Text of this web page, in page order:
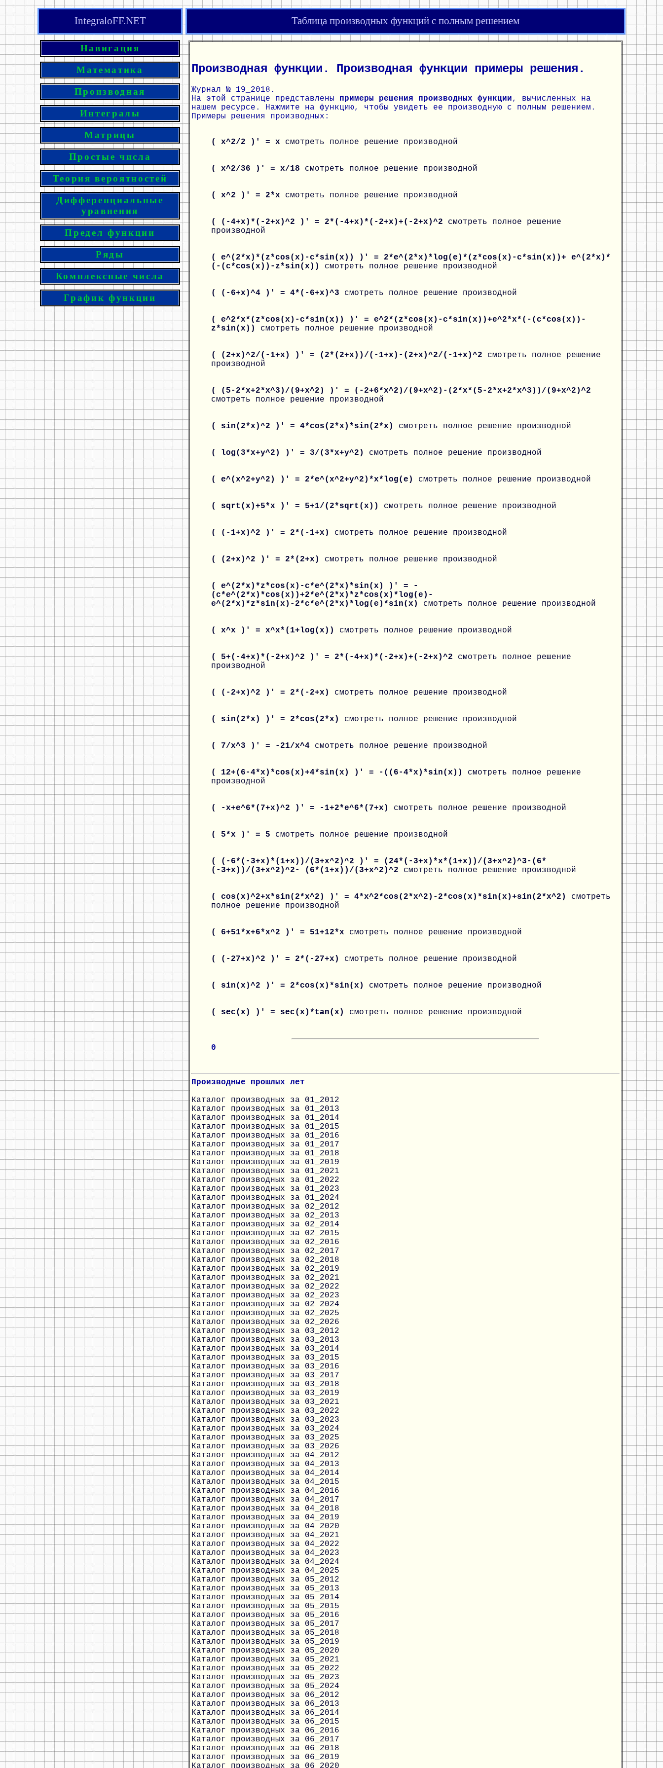
IntegraloFF.NET Таблица производных функций с полным решением
Навигация
Математика
Производная
Интегралы
Матрицы
Простые числа
Теория вероятностей
Дифференциальные
уравнения
Предел функции
Ряды
Комплексные числа
График функции
Производная функции. Производная функции примеры решения.
Журнал № 19_2018.
На этой странице представлены примеры решения производных функции, вычисленных на
нашем ресурсе. Нажмите на функцию, чтобы увидеть ее производную с полным решением.
Примеры решения производных:
( x^2/2 )' = x смотреть полное решение производной
( x^2/36 )' = x/18 смотреть полное решение производной
( x^2 )' = 2*x смотреть полное решение производной
( (-4+x)*(-2+x)^2 )' = 2*(-4+x)*(-2+x)+(-2+x)^2 смотреть полное решение
производной
( e^(2*x)*(z*cos(x)-c*sin(x)) )' = 2*e^(2*x)*log(e)*(z*cos(x)-c*sin(x))+ e^(2*x)*
(-(c*cos(x))-z*sin(x)) смотреть полное решение производной
( (-6+x)^4 )' = 4*(-6+x)^3 смотреть полное решение производной
( e^2*x*(z*cos(x)-c*sin(x)) )' = e^2*(z*cos(x)-c*sin(x))+e^2*x*(-(c*cos(x))-
z*sin(x)) смотреть полное решение производной
( (2+x)^2/(-1+x) )' = (2*(2+x))/(-1+x)-(2+x)^2/(-1+x)^2 смотреть полное решение
производной
( (5-2*x+2*x^3)/(9+x^2) )' = (-2+6*x^2)/(9+x^2)-(2*x*(5-2*x+2*x^3))/(9+x^2)^2
смотреть полное решение производной
( sin(2*x)^2 )' = 4*cos(2*x)*sin(2*x) смотреть полное решение производной
( log(3*x+y^2) )' = 3/(3*x+y^2) смотреть полное решение производной
( e^(x^2+y^2) )' = 2*e^(x^2+y^2)*x*log(e) смотреть полное решение производной
( sqrt(x)+5*x )' = 5+1/(2*sqrt(x)) смотреть полное решение производной
( (-1+x)^2 )' = 2*(-1+x) смотреть полное решение производной
( (2+x)^2 )' = 2*(2+x) смотреть полное решение производной
( e^(2*x)*z*cos(x)-c*e^(2*x)*sin(x) )' = -
(c*e^(2*x)*cos(x))+2*e^(2*x)*z*cos(x)*log(e)-
e^(2*x)*z*sin(x)-2*c*e^(2*x)*log(e)*sin(x) смотреть полное решение производной
( x^x )' = x^x*(1+log(x)) смотреть полное решение производной
( 5+(-4+x)*(-2+x)^2 )' = 2*(-4+x)*(-2+x)+(-2+x)^2 смотреть полное решение
производной
( (-2+x)^2 )' = 2*(-2+x) смотреть полное решение производной
( sin(2*x) )' = 2*cos(2*x) смотреть полное решение производной
( 7/x^3 )' = -21/x^4 смотреть полное решение производной
( 12+(6-4*x)*cos(x)+4*sin(x) )' = -((6-4*x)*sin(x)) смотреть полное решение
производной
( -x+e^6*(7+x)^2 )' = -1+2*e^6*(7+x) смотреть полное решение производной
( 5*x )' = 5 смотреть полное решение производной
( (-6*(-3+x)*(1+x))/(3+x^2)^2 )' = (24*(-3+x)*x*(1+x))/(3+x^2)^3-(6*
(-3+x))/(3+x^2)^2- (6*(1+x))/(3+x^2)^2 смотреть полное решение производной
( cos(x)^2+x*sin(2*x^2) )' = 4*x^2*cos(2*x^2)-2*cos(x)*sin(x)+sin(2*x^2) смотреть
полное решение производной
( 6+51*x+6*x^2 )' = 51+12*x смотреть полное решение производной
( (-27+x)^2 )' = 2*(-27+x) смотреть полное решение производной
( sin(x)^2 )' = 2*cos(x)*sin(x) смотреть полное решение производной
( sec(x) )' = sec(x)*tan(x) смотреть полное решение производной
0
Производные прошлых лет
Каталог производных за 01_2012
Каталог производных за 01_2013
Каталог производных за 01_2014
Каталог производных за 01_2015
Каталог производных за 01_2016
Каталог производных за 01_2017
Каталог производных за 01_2018
Каталог производных за 01_2019
Каталог производных за 01_2021
Каталог производных за 01_2022
Каталог производных за 01_2023
Каталог производных за 01_2024
Каталог производных за 02_2012
Каталог производных за 02_2013
Каталог производных за 02_2014
Каталог производных за 02_2015
Каталог производных за 02_2016
Каталог производных за 02_2017
Каталог производных за 02_2018
Каталог производных за 02_2019
Каталог производных за 02_2021
Каталог производных за 02_2022
Каталог производных за 02_2023
Каталог производных за 02_2024
Каталог производных за 02_2025
Каталог производных за 02_2026
Каталог производных за 03_2012
Каталог производных за 03_2013
Каталог производных за 03_2014
Каталог производных за 03_2015
Каталог производных за 03_2016
Каталог производных за 03_2017
Каталог производных за 03_2018
Каталог производных за 03_2019
Каталог производных за 03_2021
Каталог производных за 03_2022
Каталог производных за 03_2023
Каталог производных за 03_2024
Каталог производных за 03_2025
Каталог производных за 03_2026
Каталог производных за 04_2012
Каталог производных за 04_2013
Каталог производных за 04_2014
Каталог производных за 04_2015
Каталог производных за 04_2016
Каталог производных за 04_2017
Каталог производных за 04_2018
Каталог производных за 04_2019
Каталог производных за 04_2020
Каталог производных за 04_2021
Каталог производных за 04_2022
Каталог производных за 04_2023
Каталог производных за 04_2024
Каталог производных за 04_2025
Каталог производных за 05_2012
Каталог производных за 05_2013
Каталог производных за 05_2014
Каталог производных за 05_2015
Каталог производных за 05_2016
Каталог производных за 05_2017
Каталог производных за 05_2018
Каталог производных за 05_2019
Каталог производных за 05_2020
Каталог производных за 05_2021
Каталог производных за 05_2022
Каталог производных за 05_2023
Каталог производных за 05_2024
Каталог производных за 06_2012
Каталог производных за 06_2013
Каталог производных за 06_2014
Каталог производных за 06_2015
Каталог производных за 06_2016
Каталог производных за 06_2017
Каталог производных за 06_2018
Каталог производных за 06_2019
Каталог производных за 06_2020